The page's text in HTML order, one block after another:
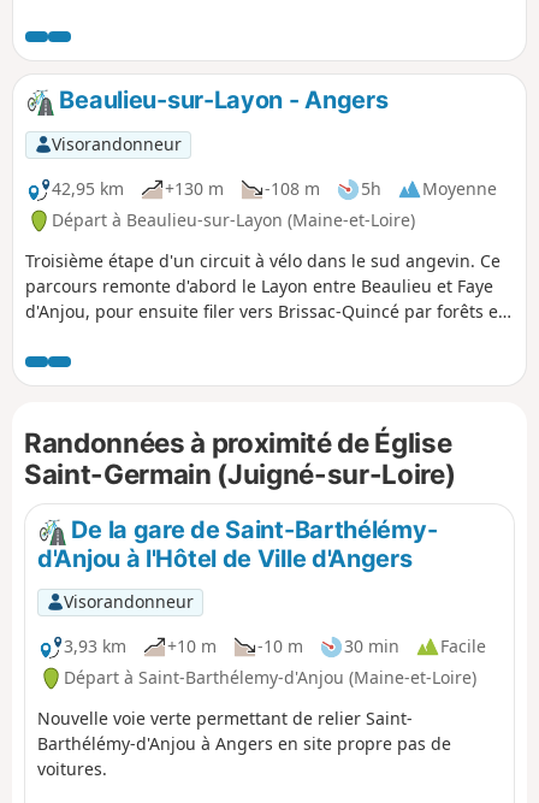
suit la rive nord de la Loire, avec une incursion sur l'île de
Béhuard. Par les petites routes de l'île de Chalonnes, on
rejoint Montjean-sur-Loire, terme de la première étape. Le
lendemain, direction Chalonnes-sur-Loire et la Corniche
Angevine avant de descendre vers le Layon. Étape à
Beaulieu-sur-Layon. Enfin, on suit à nouveau le Layon
jusque Faye d'Anjou. Après les coteaux du Layon, on entre
dans ceux de l'Aubence, dont les vins ne sont pas moins
réputés. Après Brissac-Quincé et son étonnant château, on
revient à la Loire en égrenant les villages qui la borde,
jusqu'à rejoindre les Ponts-de-Cé. En passant rive nord, on
quitte les vignobles pour Angers qu'on retrouve après ces
Beaulieu-sur-Layon - Angers
Visorandonneur
42,95 km
+130 m -108 m 5h
Moyenne
Départ à Beaulieu-sur-Layon (Maine-et-Loire)
Troisième étape d'un circuit à vélo dans le sud angevin. Ce
parcours remonte d'abord le Layon entre Beaulieu et Faye
d'Anjou, pour ensuite filer vers Brissac-Quincé par forêts et
rejoint ensuite le chapelet de villages qui bordent la Loire,
pour descendre ensuite jusqu'aux Ponts-de-Cé. Le
l'entrée dans l'agglomération angevine, terme du périple de
trois jours.
Randonnées à proximité de Église
Saint-Germain (Juigné-sur-Loire)
De la gare de Saint-Barthélémy-
d'Anjou à l'Hôtel de Ville d'Angers
Visorandonneur
3,93 km
+10 m -10 m 30 min
Facile
Départ à Saint-Barthélemy-d'Anjou (Maine-et-Loire)
Nouvelle voie verte permettant de relier Saint-
Barthélémy-d'Anjou à Angers en site propre pas de
voitures.